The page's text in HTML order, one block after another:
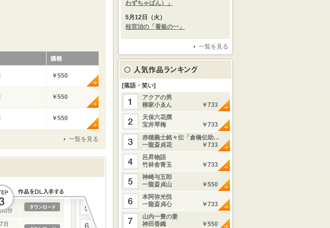
￥550
￥550
￥550
一覧を見る
わずちゃばん）」
5月12日（火）
桂宮治の「看板の一」
一覧を見る
[落語・笑い]
アクアの男
柳家小ゑん
￥733
天保六花撰
宝井琴梅
￥733
赤穂義士銘々伝「倉橋伝助…
一龍斎貞花
￥733
呂昇物語
竹林舎青玉
￥733
神崎与五郎
一龍斎貞山
￥550
本阿弥光悦
一龍斎貞心
￥733
山内一豊の妻
神田香織
￥550